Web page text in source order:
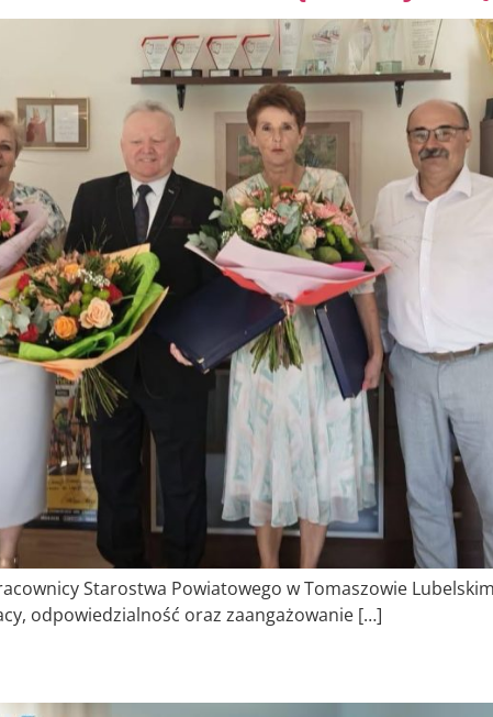
Starostwa Powiatowego w Tomaszowie Lubelskim
odpowiedzialność oraz zaangażowanie […]